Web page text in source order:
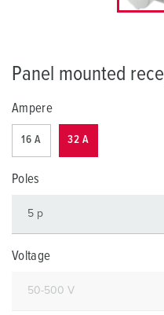
Panel mounted
Ampere
16 A 32 A
Poles
Voltage